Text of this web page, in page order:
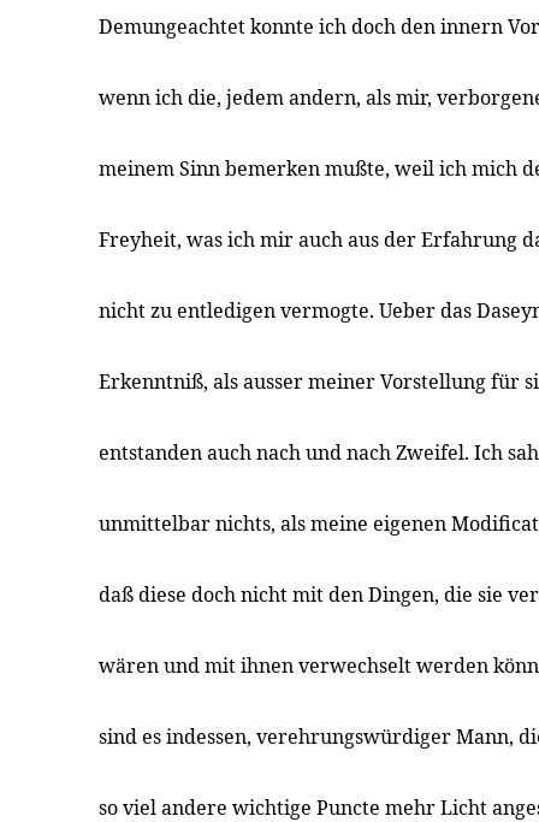
Demungeachtet konnte ich doch den innern
wenn ich die, jedem andern, als mir,
meinem Sinn bemerken mußte, weil ich mich
Freyheit, was ich mir auch aus der Erfahrung
nicht zu entledigen vermogte. Ueber das
Erkenntniß, als ausser meiner Vorstellung für
entstanden auch nach und nach Zweifel. Ich
unmittelbar nichts, als meine eigenen
daß diese doch nicht mit den Dingen, die sie
wären und mit ihnen verwechselt werden
sind es indessen, verehrungswürdiger Mann,
so viel andere wichtige Puncte mehr Licht